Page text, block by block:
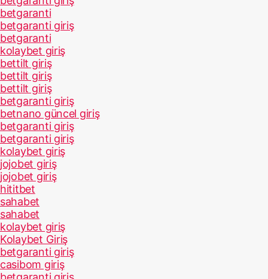
betgaranti
betgaranti giriş
betgaranti
kolaybet giriş
bettilt giriş
bettilt giriş
bettilt giriş
betgaranti giriş
betnano güncel giriş
betgaranti giriş
betgaranti giriş
kolaybet giriş
jojobet giriş
jojobet giriş
hititbet
sahabet
sahabet
kolaybet giriş
Kolaybet Giriş
betgaranti giriş
casibom giriş